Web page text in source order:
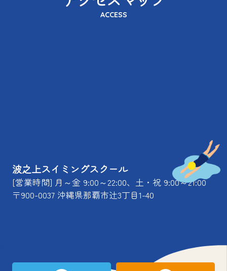
ACCESS
波之上スイミングスクール
[営業時間] 月～金 9:00～22:00、土・祝 9:00～21:00
〒900-0037 沖縄県那覇市辻3丁目1-40